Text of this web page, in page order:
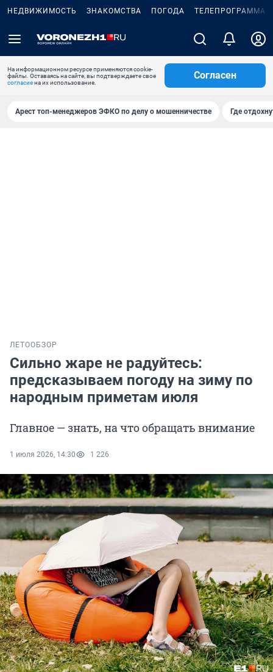
НЕДВИЖИМОСТЬ ЗНАКОМСТВА ПОГОДА ТЕЛЕПРОГРАММА
На информационном ресурсе применяются cookie-
файлы. Оставаясь на сайте, вы подтверждаете свое
согласиена их использование.
Согласен
Арест топ-менеджеров ЭФКО по делу о мошенничестве Где
ЛЕТООБЗОР
Сильно жаре не радуйтесь:
предсказываем погоду на зиму по
народным приметам июля
Главное — знать, на что обращать внимание
1 июля 2026, 14:30 1 226